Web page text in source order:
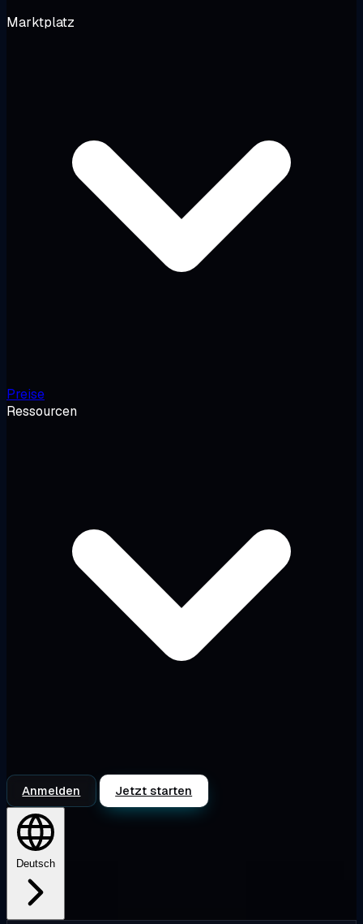
Marktplatz
Preise
Ressourcen
Anmelden Jetzt starten
Deutsch